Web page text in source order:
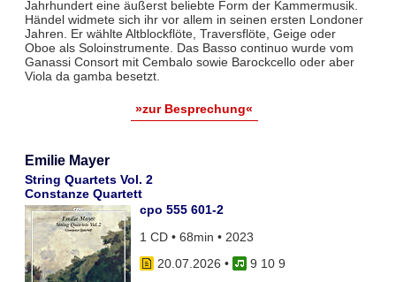
Jahrhundert eine äußerst beliebte Form der Kammermusik.
Händel widmete sich ihr vor allem in seinen ersten Londoner
Jahren. Er wählte Altblockflöte, Traversflöte, Geige oder
Oboe als Soloinstrumente. Das Basso continuo wurde vom
Ganassi Consort mit Cembalo sowie Barockcello oder aber
Viola da gamba besetzt.
»zur Besprechung«
Emilie Mayer
String Quartets Vol. 2
Constanze Quartett
cpo 555 601-2
1 CD • 68min • 2023
20.07.2026 •
9 10 9